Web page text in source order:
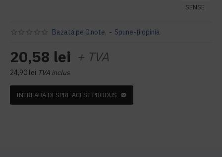
SENSE
Bazată pe 0 note. - Spune-ţi opinia
20,58 lei + TVA
24,90 lei TVA inclus
INTREABA DESPRE ACEST PRODUS